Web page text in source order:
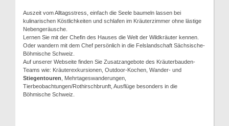
Auszeit vom Alltagsstress, einfach die Seele baumeln lassen bei
kulinarischen Köstlichkeiten und schlafen im Kräuterzimmer ohne lästige
Nebengeräusche.
Lernen Sie mit der Chefin des Hauses die Welt der Wildkräuter kennen.
Oder wandern mit dem Chef persönlich in die Felslandschaft Sächsische-
Böhmische Schweiz.
Auf unserer Webseite finden Sie Zusatzangebote des Kräuterbauden-
Teams wie: Kräuterexkursionen, Outdoor-Kochen, Wander- und
Stiegentouren , Mehrtageswanderungen,
Tierbeobachtungen/Rothirschbrunft, Ausflüge besonders in die
Böhmische Schweiz.